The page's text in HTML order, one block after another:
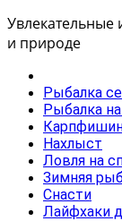
Увлекательные
и природе
Рыбалка
Рыбалка
Нахлыст
Ловля на
Зимняя
Снасти
Лайфхаки